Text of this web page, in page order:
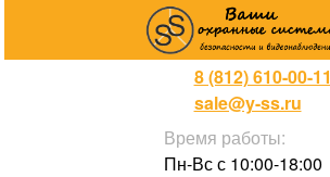
8 (812) 610-00-11
sale@y-ss.ru
Время работы:
Пн-Вс с 10:00-18:00